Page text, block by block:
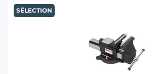
SÉLECTION